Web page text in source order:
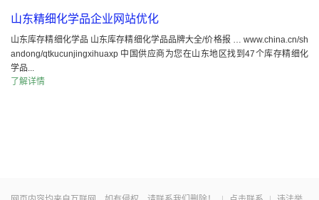
山东精细化学品企业网站优化
山东库存精细化学品 山东库存精细化学品品牌大全/价格报 … www.china.cn/sh
andong/qtkucunjingxihuaxp 中国供应商为您在山东地区找到47个库存精细化
学品...
了解详情